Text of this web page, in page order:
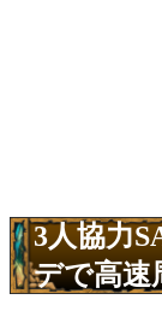
3人協力
デで高速